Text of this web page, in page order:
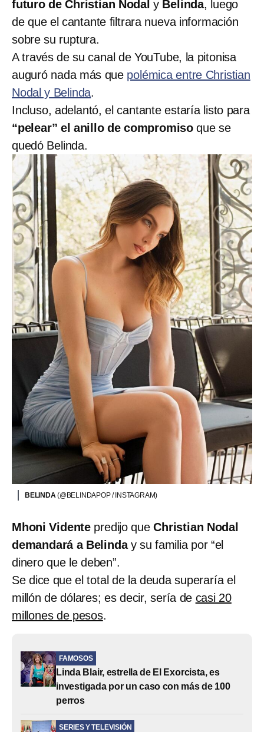
futuro de Christian Nodaly Belinda, luego
de que el cantante filtrara nueva información
sobre su ruptura.
A través de su canal de YouTube, la pitonisa
auguró nada más que polémica entre Christian
Nodal y Belinda.
Incluso, adelantó, el cantante estaría listo para
“pelear” el anillo de compromiso que se
quedó Belinda.
BELINDA (@BELINDAPOP / INSTAGRAM)
Mhoni Vidente predijo queChristian Nodal
demandará a Belinday su familia por “el
dinero que le deben”.
Se dice que el total de la deuda superaría el
millón de dólares; es decir, sería de casi 20
millones de pesos.
FAMOSOS
Linda Blair, estrella de El Exorcista, es
investigada por un caso con más de 100
perros
SERIES Y TELEVISIÓN